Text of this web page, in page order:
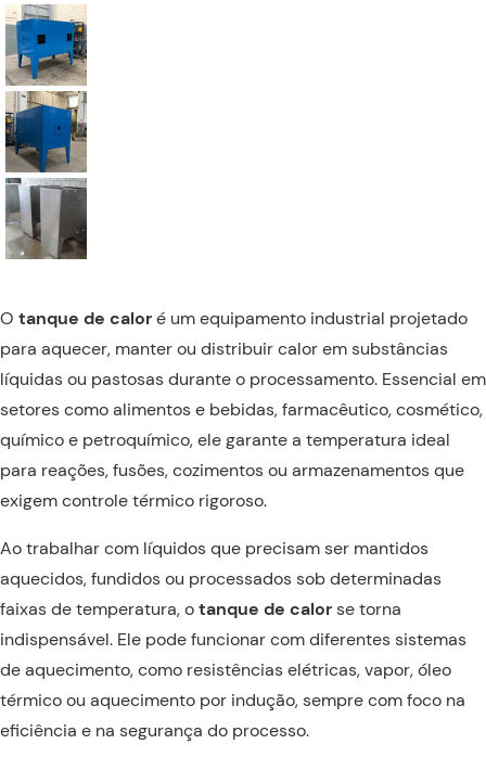
O tanque de caloré um equipamento industrial projetado
para aquecer, manter ou distribuir calor em substâncias
líquidas ou pastosas durante o processamento. Essencial em
setores como alimentos e bebidas, farmacêutico, cosmético,
químico e petroquímico, ele garante a temperatura ideal
para reações, fusões, cozimentos ou armazenamentos que
exigem controle térmico rigoroso.
Ao trabalhar com líquidos que precisam ser mantidos
aquecidos, fundidos ou processados sob determinadas
faixas de temperatura, otanque de calorse torna
indispensável. Ele pode funcionar com diferentes sistemas
de aquecimento, como resistências elétricas, vapor, óleo
térmico ou aquecimento por indução, sempre com foco na
eficiência e na segurança do processo.